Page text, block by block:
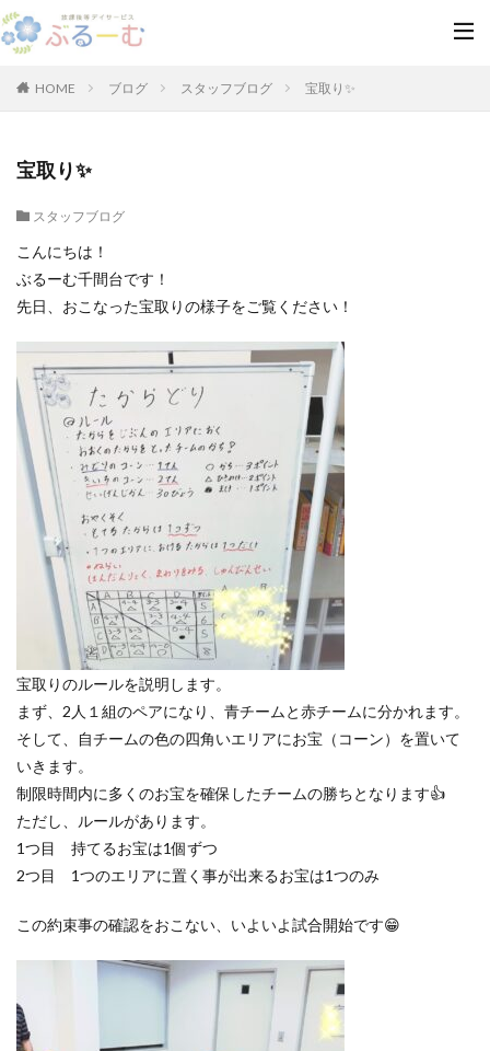
HOME ブログ スタッフブログ 宝取り✨
宝取り✨
スタッフブログ
こんにちは！
ぶるーむ千間台です！
先日、おこなった宝取りの様子をご覧ください！
宝取りのルールを説明します。
まず、2人１組のペアになり、青チームと赤チームに分かれます。
そして、自チームの色の四角いエリアにお宝（コーン）を置いて
いきます。
制限時間内に多くのお宝を確保したチームの勝ちとなります👍
ただし、ルールがあります。
1つ目 持てるお宝は1個ずつ
2つ目 1つのエリアに置く事が出来るお宝は1つのみ
この約束事の確認をおこない、いよいよ試合開始です😁